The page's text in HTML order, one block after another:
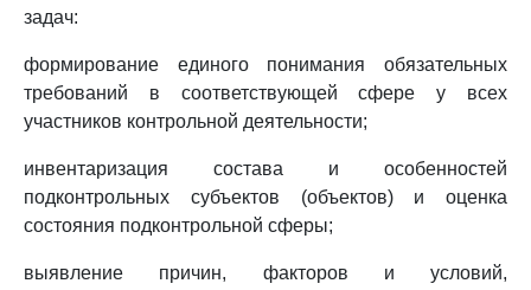
задач:
формирование единого понимания обязательных
требований в соответствующей сфере у всех
участников контрольной деятельности;
инвентаризация состава и особенностей
подконтрольных субъектов (объектов) и оценка
состояния подконтрольной сферы;
выявление причин, факторов и условий,